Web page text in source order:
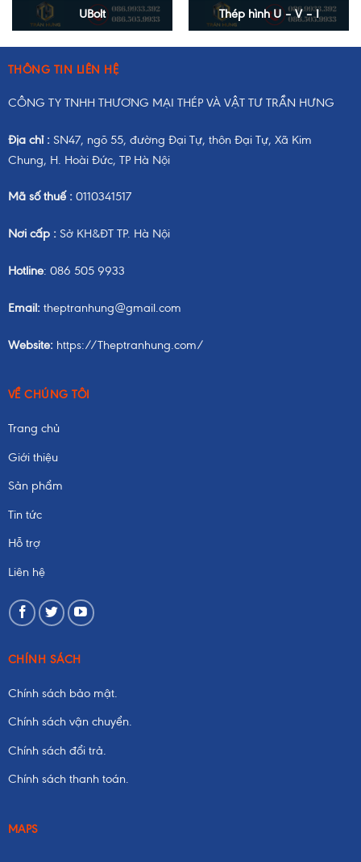
UBolt Thép hình U – V – I
THÔNG TIN LIÊN HỆ
CÔNG TY TNHH THƯƠNG MẠI THÉP VÀ VẬT TƯ TRẦN HƯNG
Địa chỉ :SN47, ngõ 55, đường Đại Tự, thôn Đại Tự, Xã Kim
Chung, H. Hoài Đức, TP Hà Nội
Mã số thuế : 0110341517
Nơi cấp :Sở KH&ĐT TP. Hà Nội
Hotline: 086 505 9933
Email:theptranhung@gmail.com
Website:https://Theptranhung.com/
VỀ CHÚNG TÔI
Trang chủ
Giới thiệu
Sản phẩm
Tin tức
Hỗ trợ
Liên hệ
CHÍNH SÁCH
Chính sách bảo mật.
Chính sách vận chuyển.
Chính sách đổi trả.
Chính sách thanh toán.
MAPS